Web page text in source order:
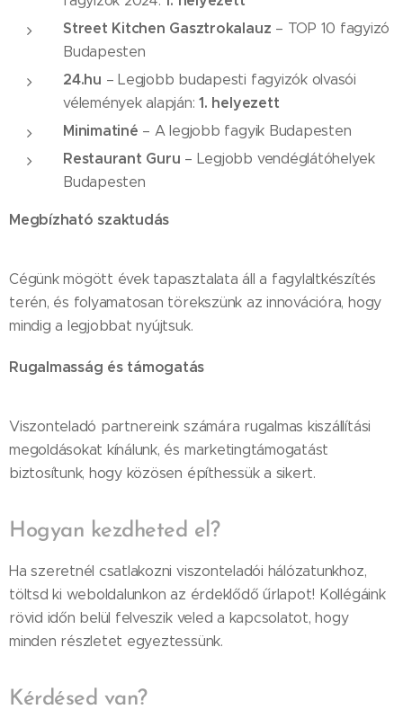
Street Kitchen Gasztrokalauz – TOP 10 fagyizó
Budapesten
24.hu – Legjobb budapesti fagyizók olvasói
vélemények alapján:1. helyezett
Minimatiné – A legjobb fagyik Budapesten
Restaurant Guru – Legjobb vendéglátóhelyek
Budapesten
Megbízható szaktudás
Cégünk mögött évek tapasztalata áll a fagylaltkészítés
terén, és folyamatosan törekszünk az innovációra, hogy
mindig a legjobbat nyújtsuk.
Rugalmasság és támogatás
Viszonteladó partnereink számára rugalmas kiszállítási
megoldásokat kínálunk, és marketingtámogatást
biztosítunk, hogy közösen építhessük a sikert.
Hogyan kezdheted el?
Ha szeretnél csatlakozni viszonteladói hálózatunkhoz,
töltsd ki weboldalunkon az érdeklődő űrlapot! Kollégáink
rövid időn belül felveszik veled a kapcsolatot, hogy
minden részletet egyeztessünk.
Kérdésed van?